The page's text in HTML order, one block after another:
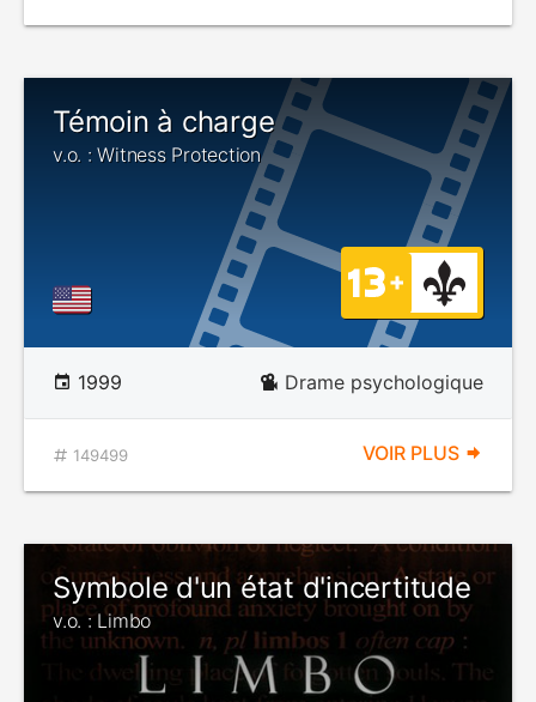
Témoin à charge
v.o. : Witness Protection
1999 Drame psychologique
149499 VOIR PLUS
Symbole d'un état d'incertitude
v.o. : Limbo